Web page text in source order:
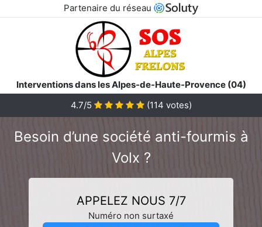
Partenaire du réseau
Interventions dans les Alpes-de-Haute-Provence (04)
4.7/5
(114 votes)
Besoin d’une société anti-fourmis à
Volx ?
APPELEZ NOUS 7/7
Numéro non surtaxé